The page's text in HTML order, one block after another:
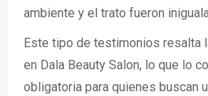
ambiente y el trato fueron
Este tipo de testimonios resalta
en Dala Beauty Salon, lo que lo
obligatoria para quienes buscan